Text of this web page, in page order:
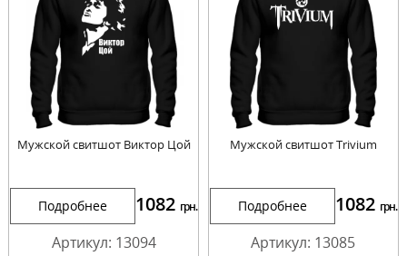
Мужской свитшот Виктор Цой
Подробнее 1082 грн.
Артикул: 13094
Мужской свитшот Trivium
Подробнее 1082 грн.
Артикул: 13085